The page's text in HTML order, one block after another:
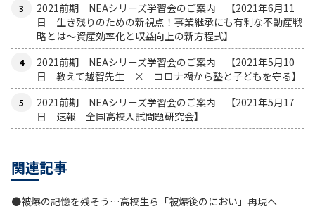
2021前期 NEAシリーズ学習会のご案内 【2021年6月11
日 生き残りのための新視点！事業継承にも有利な不動産戦
略とは〜資産効率化と収益向上の新方程式】
2021前期 NEAシリーズ学習会のご案内 【2021年5月10
日 教えて越智先生 × コロナ禍から塾と子どもを守る】
2021前期 NEAシリーズ学習会のご案内 【2021年5月17
日 速報 全国高校入試問題研究会】
関連記事
●被爆の記憶を残そう…高校生ら「被爆後のにおい」再現へ